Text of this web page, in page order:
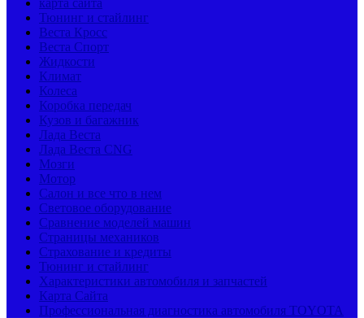
карта сайта
Тюнинг и стайлинг
Веста Кросс
Веста Спорт
Жидкости
Климат
Колеса
Коробка передач
Кузов и багажник
Лада Веста
Лада Веста CNG
Мозги
Мотор
Салон и все что в нем
Световое оборудование
Сравнение моделей машин
Страницы механиков
Страхование и кредиты
Тюнинг и стайлинг
Характеристики автомобиля и запчастей
Карта Сайта
Профессиональная диагностика автомобиля TOYOTA